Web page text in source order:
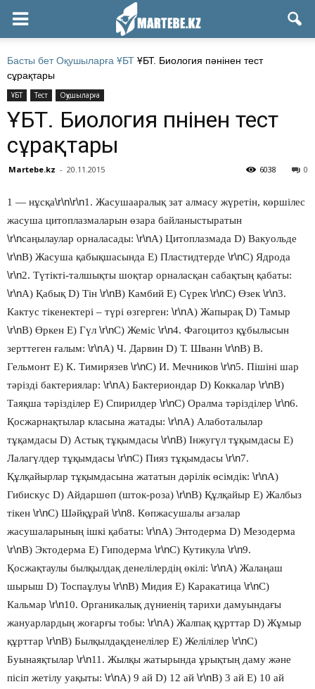
Басты бет Оқушыларға ҰБТ ҰБТ. Биология пәнінен тест
сұрақтары
ҰБТ Тест Оқушыларға
ҰБТ. Биология пәнінен тест
сұрақтары
Martebe.kz - 20.11.2015 0
6038
1 — нұсқа\r\n\r\n1. Жасушааралық зат алмасу жүретін, көршілес
жасуша цитоплазмаларын өзара байланыстыратын
\r\nсаңылаулар орналасады: \r\nА) Цитоплазмада D) Вакуольде
\r\nВ) Жасуша қабықшасында Е) Пластидтерде \r\nС) Ядрода
\r\n2. Түтікті-талшықты шоқтар орналасқан сабақтың қабаты:
\r\nА) Қабық D) Тін \r\nВ) Камбий Е) Сүрек \r\nС) Өзек \r\n3.
Кактус тікенектері – түрі өзгерген: \r\nА) Жапырақ D) Тамыр
\r\nВ) Өркен Е) Гүл \r\nС) Жеміс \r\n4. Фагоцитоз құбылысын
зерттеген ғалым: \r\nА) Ч. Дарвин D) Т. Шванн \r\nВ) В.
Гельмонт Е) К. Тимирязев \r\nС) И. Мечников \r\n5. Пішіні шар
тәрізді бактериялар: \r\nА) Бактериондар D) Коккалар \r\nВ)
Таяқша тәрізділер Е) Спирилдер \r\nС) Оралма тәрізділер \r\n6.
Қосжарнақтылар класына жатады: \r\nА) Алаботалылар
тұқамдасы D) Астық тұқымдасы \r\nВ) Інжугүл тұқымдасы Е)
Лалагүлдер тұқымдасы \r\nС) Пияз тұқымдасы \r\n7.
Құлқайырлар тұқымдасына жататын дәрілік өсімдік: \r\nА)
Гибискус D) Айдаршөп (шток-роза) \r\nВ) Құлқайыр Е) Жалбыз
тікен \r\nС) Шәйқұрай \r\n8. Көпжасушалы ағзалар
жасушаларының ішкі қабаты: \r\nА) Энтодерма D) Мезодерма
\r\nВ) Эктодерма Е) Гиподерма \r\nС) Кутикула \r\n9.
Қосжақтаулы былқылдақ денелілердің өкілі: \r\nА) Жалаңаш
шырыш D) Тоспаұлуы \r\nВ) Мидия Е) Каракатица \r\nС)
Кальмар \r\n10. Органикалық дүниенің тарихи дамуындағы
жануарлардың жоғарғы тобы: \r\nА) Жалпақ құрттар D) Жұмыр
құрттар \r\nВ) Былқылдақденелілер Е) Желілілер \r\nС)
Буынаяқтылар \r\n11. Жылқы жатырында ұрықтың даму және
пісіп жетілу уақыты: \r\nА) 9 ай D) 12 ай \r\nВ) 3 ай Е) 10 ай